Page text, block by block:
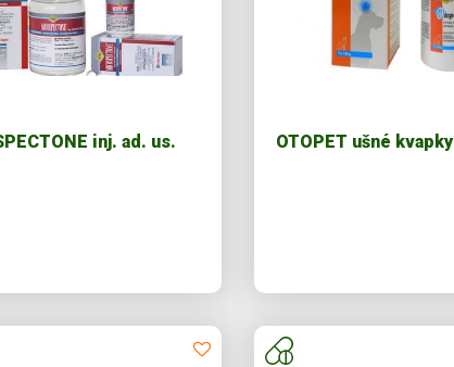
inj. ad. us.
OTOPET ušné kvapky